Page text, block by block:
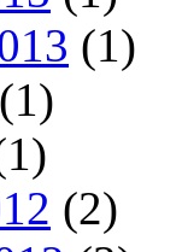
(1)
(1)
(2)